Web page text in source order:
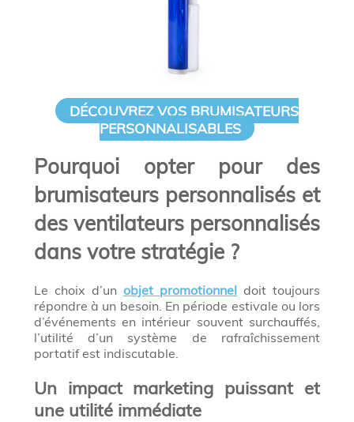
DÉCOUVREZ VOS BRUMISATEURS
PERSONNALISABLES
Pourquoi opter pour des
brumisateurs personnalisés et
des ventilateurs personnalisés
dans votre stratégie ?
Le choix d’un objet promotionnel doit toujours
répondre à un besoin. En période estivale ou lors
d’événements en intérieur souvent surchauffés,
l’utilité d’un système de rafraîchissement
portatif est indiscutable.
Un impact marketing puissant et
une utilité immédiate